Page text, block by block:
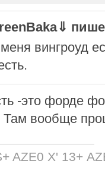
вингроуд
-это форде
Там вообще
AZE0 Х' 13+